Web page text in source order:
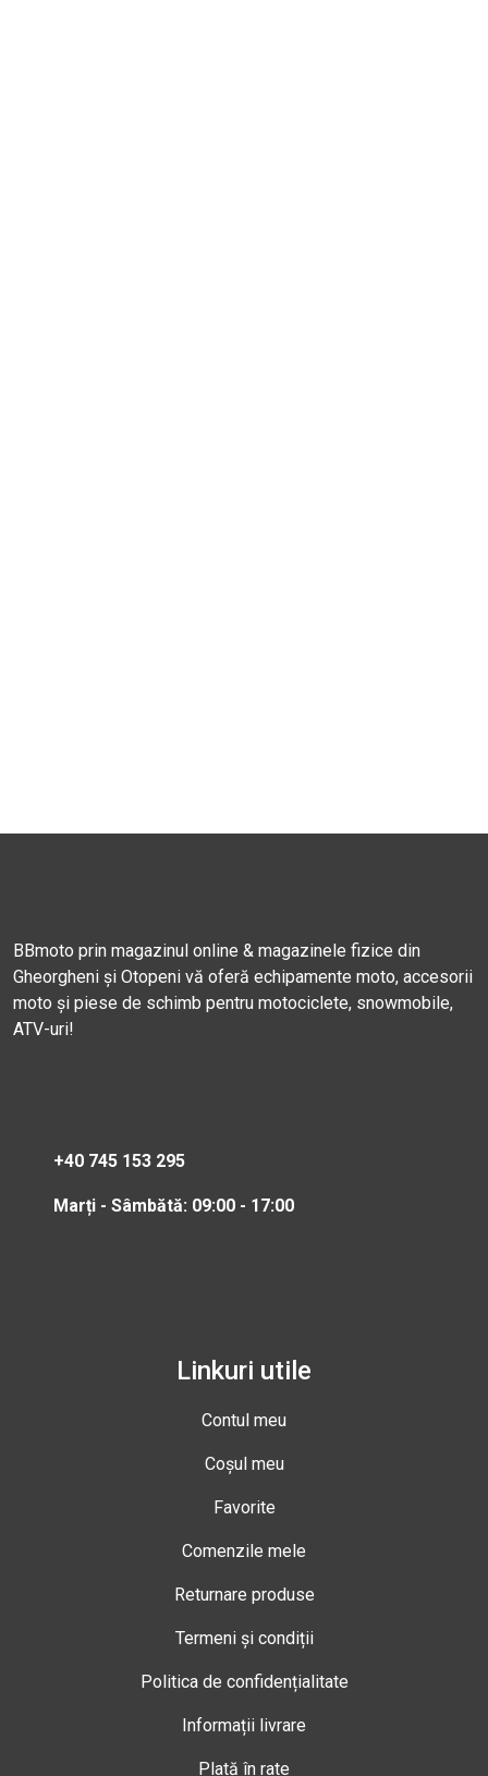
BBmoto prin magazinul online & magazinele fizice din
Gheorgheni și Otopeni vă oferă echipamente moto, accesorii
moto și piese de schimb pentru motociclete, snowmobile,
ATV-uri!
+40 745 153 295
Marți - Sâmbătă: 09:00 - 17:00
Linkuri utile
Contul meu
Coșul meu
Favorite
Comenzile mele
Returnare produse
Termeni și condiții
Politica de confidențialitate
Informații livrare
Plată în rate